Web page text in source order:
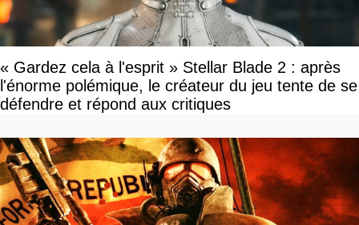
« Gardez cela à l'esprit » Stellar Blade 2 : après
l'énorme polémique, le créateur du jeu tente de se
défendre et répond aux critiques